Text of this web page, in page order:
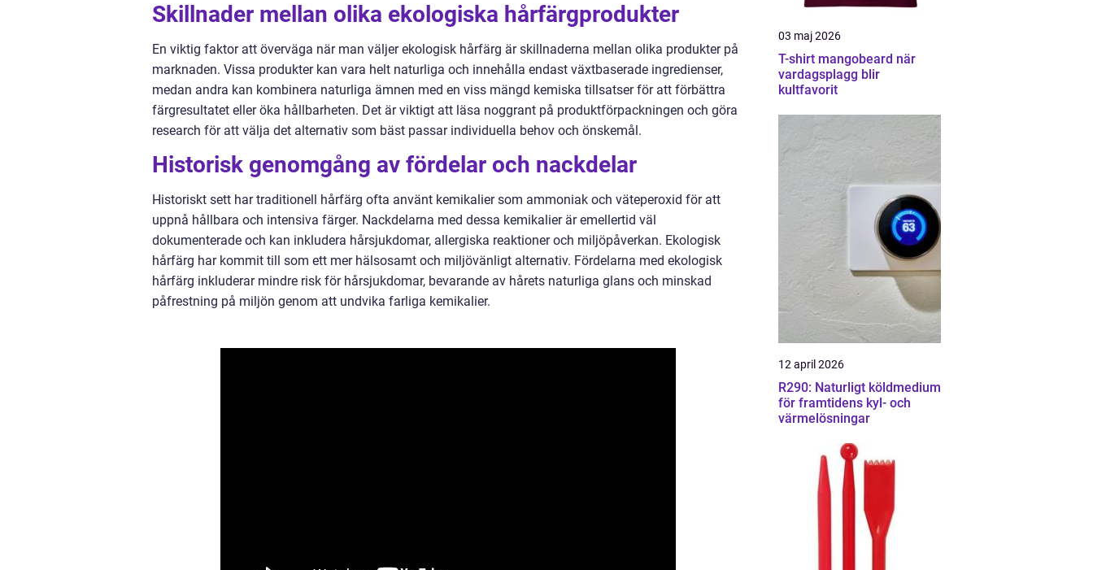
Skillnader mellan olika ekologiska hårfärgprodukter
En viktig faktor att överväga när man väljer ekologisk hårfärg är skillnaderna mellan olika produkter på
marknaden. Vissa produkter kan vara helt naturliga och innehålla endast växtbaserade ingredienser,
medan andra kan kombinera naturliga ämnen med en viss mängd kemiska tillsatser för att förbättra
färgresultatet eller öka hållbarheten. Det är viktigt att läsa noggrant på produktförpackningen och göra
research för att välja det alternativ som bäst passar individuella behov och önskemål.
Historisk genomgång av fördelar och nackdelar
Historiskt sett har traditionell hårfärg ofta använt kemikalier som ammoniak och väteperoxid för att
uppnå hållbara och intensiva färger. Nackdelarna med dessa kemikalier är emellertid väl
dokumenterade och kan inkludera hårsjukdomar, allergiska reaktioner och miljöpåverkan. Ekologisk
hårfärg har kommit till som ett mer hälsosamt och miljövänligt alternativ. Fördelarna med ekologisk
hårfärg inkluderar mindre risk för hårsjukdomar, bevarande av hårets naturliga glans och minskad
påfrestning på miljön genom att undvika farliga kemikalier.
03 maj 2026
T-shirt mangobeard när
vardagsplagg blir
kultfavorit
12 april 2026
R290: Naturligt köldmedium
för framtidens kyl- och
värmelösningar